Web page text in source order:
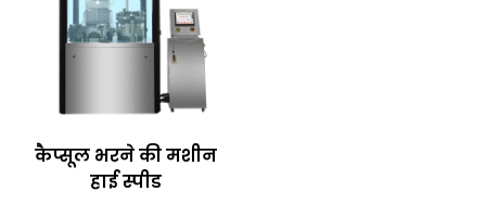
कैप्सूल भरने की मशीन
हाई स्पीड